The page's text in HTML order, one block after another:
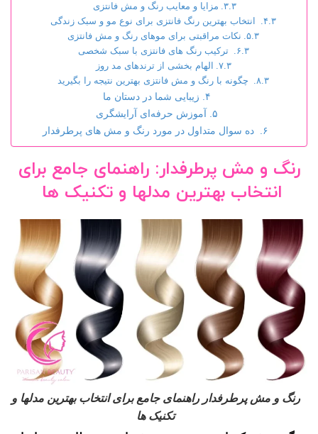
مزایا و معایب رنگ و مش فانتزی
انتخاب بهترین رنگ فانتزی برای نوع مو و سبک زندگی
نکات مراقبتی برای موهای رنگ و مش فانتزی
ترکیب رنگ های فانتزی با سبک شخصی
الهام بخشی از ترندهای مد روز
چگونه با رنگ و مش فانتزی بهترین نتیجه را بگیرید
زیبایی شما در دستان ما
آموزش حرفه‌ای آرایشگری
ده سوال متداول در مورد رنگ و مش های پرطرفدار
رنگ و مش پرطرفدار: راهنمای جامع برای
انتخاب بهترین مدلها و تکنیک ها
رنگ و مش پرطرفدار راهنمای جامع برای انتخاب بهترین مدلها و
تکنیک ها